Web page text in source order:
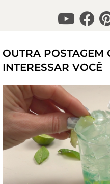
OUTRA POSTAGEM
INTERESSAR VOCÊ